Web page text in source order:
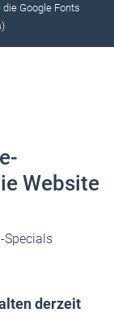
Google Fonts
Website
Specials
derzeit